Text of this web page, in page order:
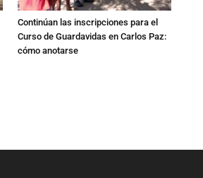
Continúan las inscripciones para el
Curso de Guardavidas en Carlos Paz:
cómo anotarse